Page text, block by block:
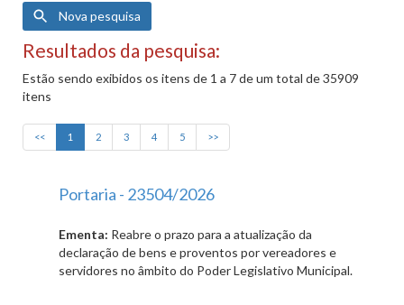
Nova pesquisa
Resultados da pesquisa:
Estão sendo exibidos os itens de 1 a 7 de um total de 35909
itens
<< 1 2 3 4 5 >>
Portaria - 23504/2026
Ementa: Reabre o prazo para a atualização da
declaração de bens e proventos por vereadores e
servidores no âmbito do Poder Legislativo Municipal.